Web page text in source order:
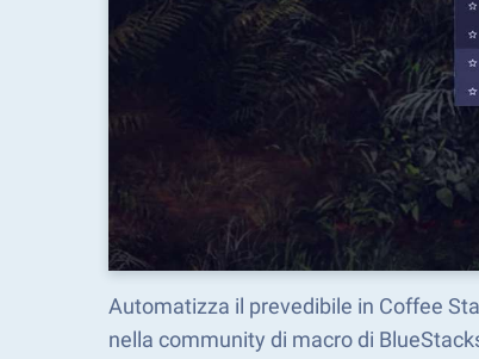
Automatizza il prevedibile in Coffee
nella community di macro di